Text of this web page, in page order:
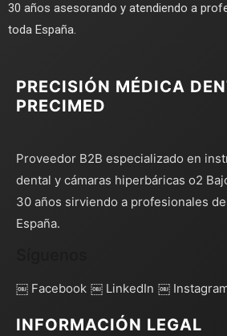
30 años asesorando y atendiendo a
toda España.
PRECISIÓN MÉDICA
PRECIMED
Proveedor B2B especializado en
dental y cámaras hiperbáricas o2
30 años sirviendo a profesionales
España.
￼ Facebook ￼ LinkedIn ￼
INFORMACIÓN LEGAL